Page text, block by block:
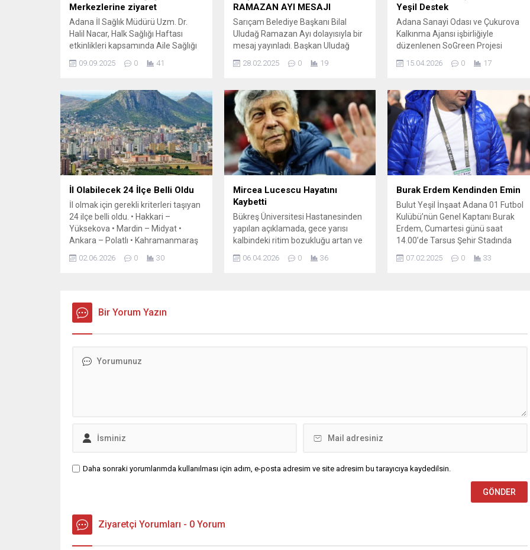
Merkezlerine ziyaret
Adana İl Sağlık Müdürü Uzm. Dr.
Halil Nacar, Halk Sağlığı Haftası
etkinlikleri kapsamında Aile Sağlığı
vatandaşlarla sohbet etti. Halil
Hekiminiz” dedi. İl Sağlık Müdürü
Uzm. Dr. Halil Nacar, “Aile Sağlığı
Merkezlerimizi ziyaret ettik.
Vatandaşlarımızla sağlıkları ve
hizmetlerimiz üzerine sohbet
ederek dertlerine...
09.09.2025 0 41
RAMAZAN AYI MESAJI
Sarıçam Belediye Başkanı Bilal
Uludağ Ramazan Ayı dolayısıyla bir
mesaj yayınladı. Başkan Uludağ
gözlediğimiz 11 ayın sultanı
ferahlık, hanelerimize huzur,
Sarıçamımıza, ülkemize bereket ve
tüm İslâm âlemine hayırlar
getirmesini diliyorum” ifadelerini
kullandı. Başkan Uludağ mesajında
şunları söyledi: Mübarek üç ayların
başlamasıyla birlikte inananlar...
28.02.2025 0 19
Yeşil Destek
Adana Sanayi Odası ve Çukurova
Kalkınma Ajansı işbirliğiyle
düzenlenen SoGreen Projesi
KOBİ’lere yönelik 6 milyon TL’ye
finansman desteğinin detayları
açıklandı. Sanayi ve Teknoloji
Bakanlığı Kalkınma Ajansları Genel
Müdürlüğü ve Dünya Bankası iş
birliğiyle hayata geçirilen Sosyal
Kapsayıcı Yeşil Geçiş (SoGreen)
Projesi, Adana Sanayi Odası...
15.04.2026 0 17
İl Olabilecek 24 İlçe Belli Oldu
İl olmak için gerekli kriterleri taşıyan
24 ilçe belli oldu. • Hakkari –
Yüksekova • Mardin – Midyat •
Ankara – Polatlı • Kahramanmaraş
Adana – Kozan • Ordu – Ünye •
02.06.2026 0 30
Mircea Lucescu Hayatını
Kaybetti
Bükreş Üniversitesi Hastanesinden
yapılan açıklamada, gece yarısı
kalbindeki ritim bozukluğu artan ve
yaşındaki Lucescu’nun durumunun
FIFA Dünya Kupası Avrupa Elemeleri
06.04.2026 0 36
Burak Erdem Kendinden Emin
Bulut Yeşil İnşaat Adana 01 Futbol
Kulübü’nün Genel Kaptanı Burak
Erdem, Cumartesi günü saat
14.00’de Tarsus Şehir Stadında
taraftarlarının desteği ile
Burak Erdem, “Bu...
07.02.2025 0 33
Bir Yorum Yazın
Daha sonraki yorumlarımda kullanılması için adım, e-posta adresim ve site adresim bu tarayıcıya kaydedilsin.
Ziyaretçi Yorumları - 0 Yorum